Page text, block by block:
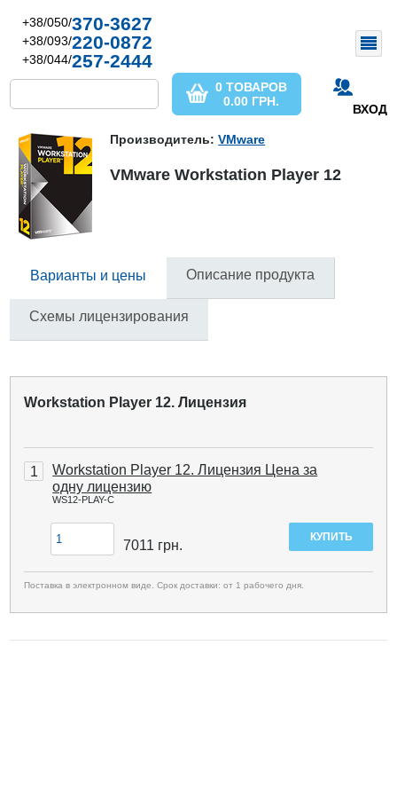
+38/050/370-3627
+38/093/220-0872
+38/044/257-2444
ВХОД
0 ТОВАРОВ
0.00 ГРН.
Производитель:VMware
VMware Workstation Player 12
Варианты и цены Описание продукта
Схемы лицензирования
Workstation Player 12. Лицензия
1
Workstation Player 12. Лицензия Цена за
одну лицензию
WS12-PLAY-C
7011 грн.
Поставка в электронном виде. Срок доставки: от 1 рабочего дня.